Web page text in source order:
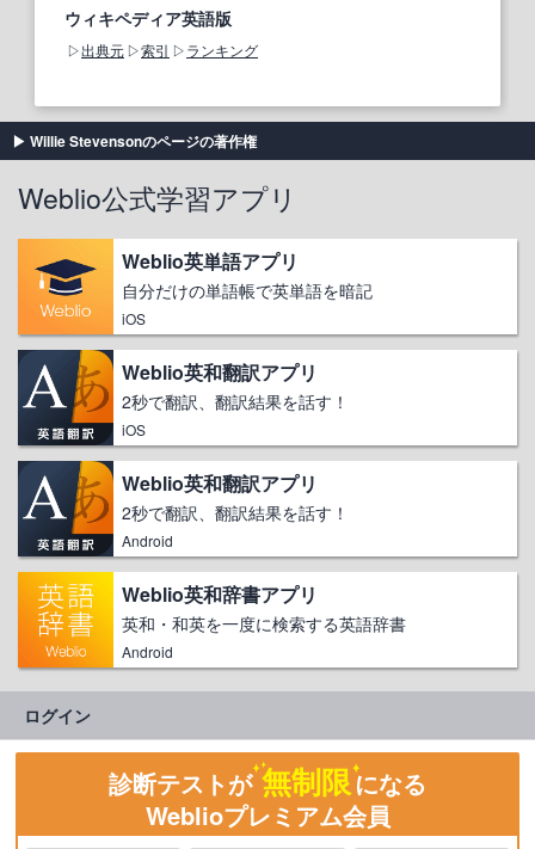
ウィキペディア英語版
出典元 索引 ランキング
Willie Stevensonのページの著作権
Weblio公式学習アプリ
Weblio英単語アプリ
自分だけの単語帳で英単語を暗記
iOS
Weblio英和翻訳アプリ
2秒で翻訳、翻訳結果を話す！
iOS
Weblio英和翻訳アプリ
2秒で翻訳、翻訳結果を話す！
Android
Weblio英和辞書アプリ
英和・和英を一度に検索する英語辞書
Android
ログイン
診断テストが 無制限になる
Weblioプレミアム会員